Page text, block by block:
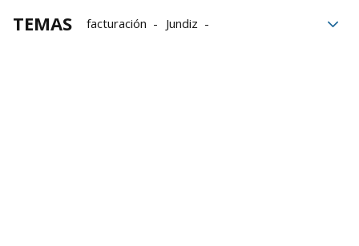
TEMAS facturación
Jundiz